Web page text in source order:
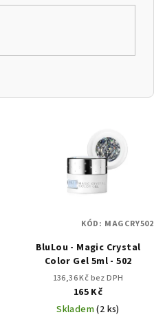
BluLou - Magic Crystal
Color Gel 5ml - 502
136,36 Kč bez DPH
165 Kč
Skladem(2 ks)
KÓD: MAGCRY502